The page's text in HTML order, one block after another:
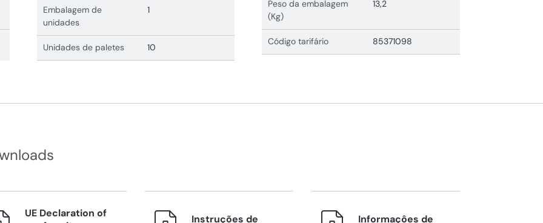
Embalagem de
unidades
1
Unidades de paletes 10
Peso da embalagem
(Kg)
13,2
Código tarifário 85371098
UE Declaration of
Instruções de Informaçôes de